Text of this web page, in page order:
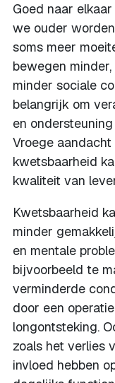
Goed naar
we ouder
soms meer
bewegen
minder sociale
belangrijk om
en
Vroege
kwetsbaarheid
kwaliteit van
Kwetsbaarheid
minder
en mentale
bijvoorbeeld te
verminderde
door een
longontsteking.
zoals het verlies
invloed hebben